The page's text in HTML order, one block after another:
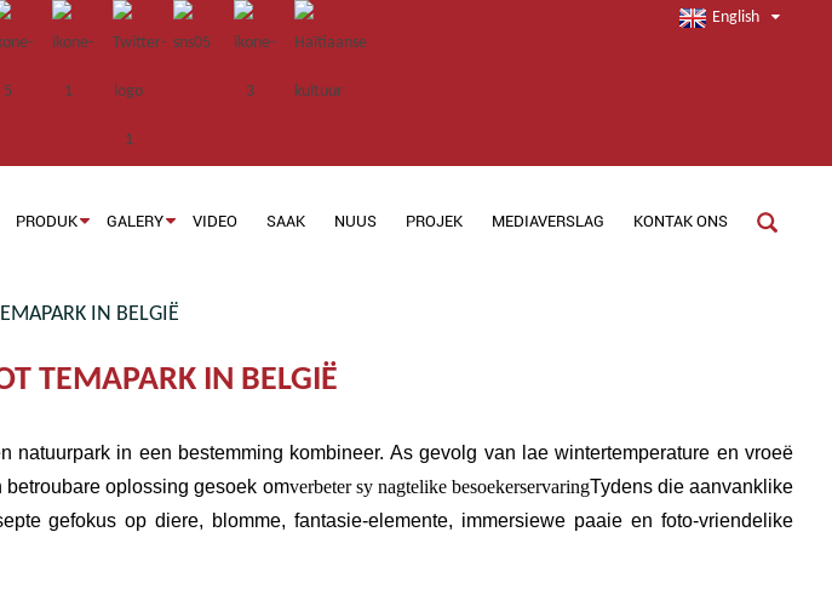
English
PRODUK GALERY VIDEO SAAK NUUS PROJEK MEDIAVERSLAG KONTAK ONS
IN BELGIË
TEMAPARK IN BELGIË
natuurpark in een bestemming kombineer. As gevolg van lae wintertemperature en vroeë
oplossing gesoek omverbeter sy nagtelike besoekerservaringTydens die aanvanklike
gefokus op diere, blomme, fantasie-elemente, immersiewe paaie en foto-vriendelike